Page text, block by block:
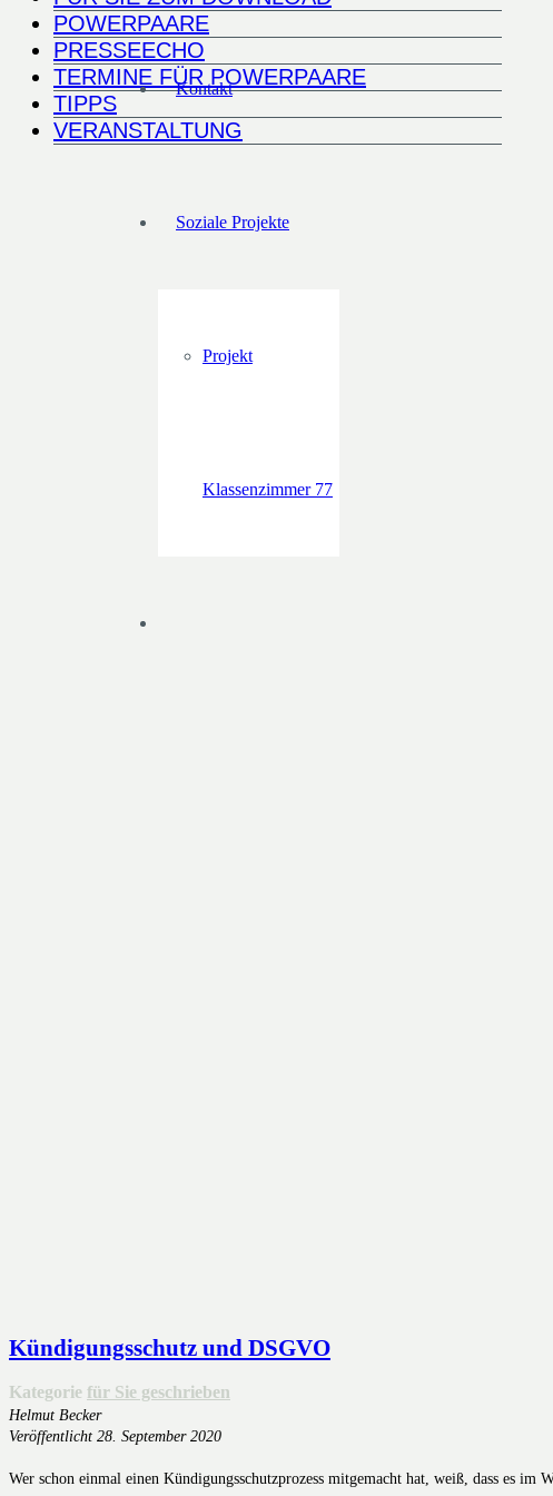
Kontakt
Soziale Projekte
Projekt
Klassenzimmer 77
POWERPAARE
PRESSEECHO
TERMINE FÜR POWERPAARE
TIPPS
VERANSTALTUNG
Kündigungsschutz und DSGVO
Kategorie für Sie geschrieben
Helmut Becker
Veröffentlicht 28. September 2020
Wer schon einmal einen Kündigungsschutzprozess mitgemacht hat, weiß, dass es